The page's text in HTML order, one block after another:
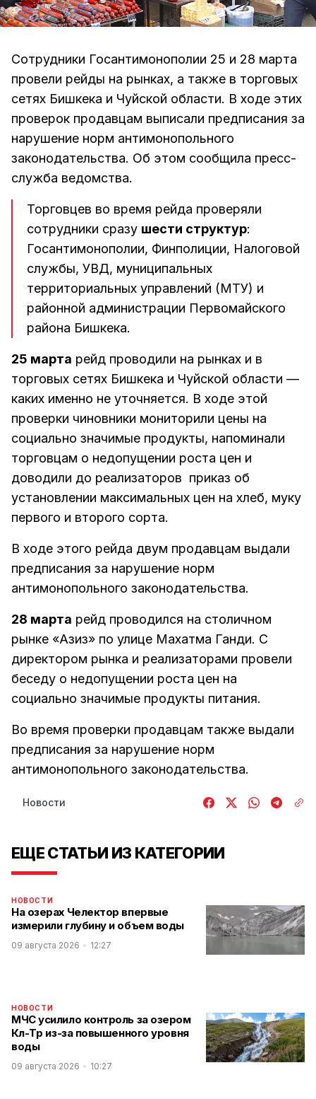
Сотрудники Госантимонополии 25 и 28 марта
провели рейды на рынках, а также в торговых
сетях Бишкека и Чуйской области. В ходе этих
проверок продавцам выписали предписания за
нарушение норм антимонопольного
законодательства. Об этом сообщила пресс-
служба ведомства.
Торговцев во время рейда проверяли
сотрудники сразу шести структур:
Госантимонополии, Финполиции, Налоговой
службы, УВД, муниципальных
территориальных управлений (МТУ) и
районной администрации Первомайского
района Бишкека.
25 марта рейд проводили на рынках и в
торговых сетях Бишкека и Чуйской области —
каких именно не уточняется. В ходе этой
проверки чиновники мониторили цены на
социально значимые продукты, напоминали
торговцам о недопущении роста цен и
доводили до реализаторов приказ об
установлении максимальных цен на хлеб, муку
первого и второго сорта.
В ходе этого рейда двум продавцам выдали
предписания за нарушение норм
антимонопольного законодательства.
28 марта рейд проводился на столичном
рынке «Азиз» по улице Махатма Ганди. С
директором рынка и реализаторами провели
беседу о недопущении роста цен на
социально значимые продукты питания.
Во время проверки продавцам также выдали
предписания за нарушение норм
антимонопольного законодательства.
Новости
ЕЩЕ СТАТЬИ ИЗ КАТЕГОРИИ
НОВОСТИ
На озерах Челектор впервые
измерили глубину и объем воды
09 августа 2026 12:27
НОВОСТИ
МЧС усилило контроль за озером
Көл-Төр из-за повышенного уровня
воды
09 августа 2026 10:27